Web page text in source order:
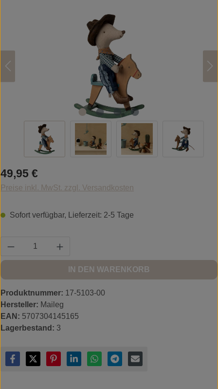
Regulärer Preis:
49,95 €
Preise inkl. MwSt. zzgl. Versandkosten
Sofort verfügbar, Lieferzeit: 2-5 Tage
Produkt Anzahl: Gib den gewünschten Wert
IN DEN WARENKORB
Produktnummer: 17-5103-00
Hersteller: Maileg
EAN: 5707304145165
Lagerbestand: 3